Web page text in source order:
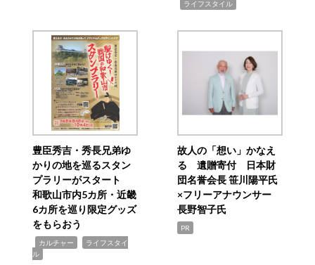
ライフスタイル
豊臣秀吉・秀長兄弟ゆ
かりの地を巡るスタン
プラリーがスタート
和歌山市内5カ所・近畿
6カ所を巡り限定グッズ
をもらおう
カルチャー
ライフスタイ
ル
故人の「想い」かなえ
る 遺贈寄付 日本財
団名誉会長 笹川陽平氏
×フリーアナウンサー
長野智子氏
PR